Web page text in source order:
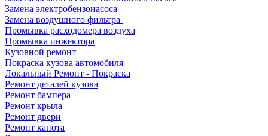
Замена электробензонасоса
Замена воздушного фильтра
Промывка расходомера воздуха
Промывка инжектора
Кузовной ремонт
Покраска кузова автомобиля
Локальный Ремонт - Покраска
Ремонт деталей кузова
Ремонт бампера
Ремонт крыла
Ремонт двери
Ремонт капота